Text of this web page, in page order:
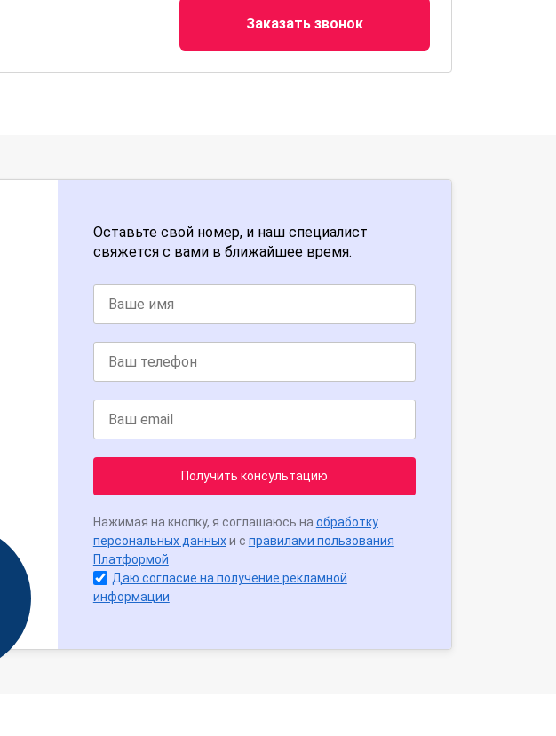
Заказать звонок
Оставьте свой номер, и наш специалист
свяжется с вами в ближайшее время.
Получить консультацию
Нажимая на кнопку, я соглашаюсь на обработку
персональных данныхи с правилами пользования
Платформой
Даю согласие на получение рекламной
информации